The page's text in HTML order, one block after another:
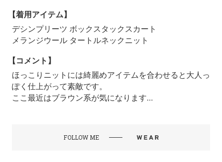
【着用アイテム】
デシンプリーツ ボックスタックスカート
メランジウール タートルネックニット
【コメント】
ほっこりニットには綺麗めアイテムを合わせると大人っ
ぽく仕上がって素敵です。
ここ最近はブラウン系が気になります…
FOLLOW ME